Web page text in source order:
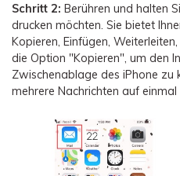
Schritt 2: Berühren und halten
drucken möchten. Sie bietet
Kopieren, Einfügen,
die Option "Kopieren", um den
Zwischenablage des iPhone zu
mehrere Nachrichten auf